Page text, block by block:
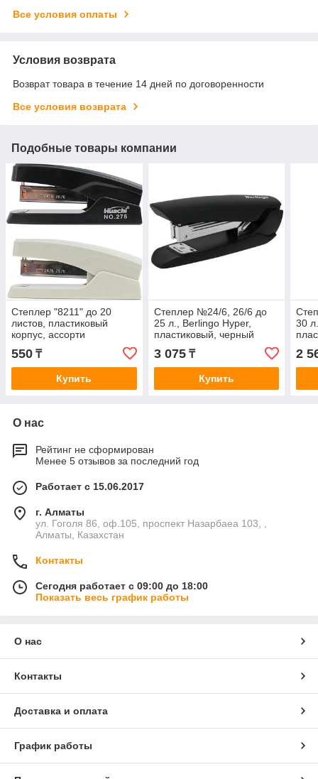
Все условия оплаты
Условия возврата
Возврат товара в течение 14 дней по договоренности
Все условия возврата
Подобные товары компании
Степлер "8211" до 20
листов, пластиковый
корпус, ассорти
550 ₸
Купить
Степлер №24/6, 26/6 до
25 л., Berlingo Hyper,
пластиковый, черный
3 075₸
Купить
30
2
О нас
Рейтинг не сформирован
Менее 5 отзывов за последний год
Работает с 15.06.2017
г. Алматы
ул. Гоголя 86, оф.105, проспект Назарбаеа 103, ,
Алматы, Казахстан
Контакты
Сегодня работает с 09:00 до 18:00
Показать весь график работы
О нас
Контакты
Доставка и оплата
График работы